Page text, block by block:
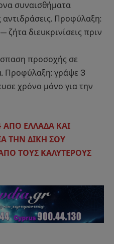
συναισθήματα
Προφύλαξη:
ζήτα διευκρινίσεις πριν
προσοχής σε
Προφύλαξη: γράψε 3
χρόνο μόνο για την
ΑΠΟ ΕΛΛΑΔΑ ΚΑΙ
ΤΗΝ ΔΙΚΗ ΣΟΥ
ΤΟΥΣ ΚΑΛΥΤΕΡΟΥΣ